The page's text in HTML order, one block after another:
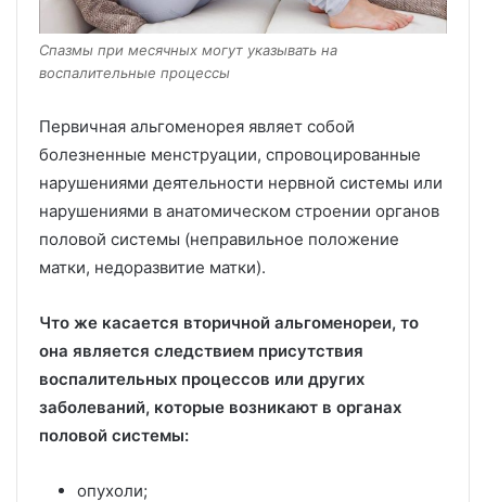
Спазмы при месячных могут указывать на
воспалительные процессы
Первичная альгоменорея являет собой
болезненные менструации, спровоцированные
нарушениями деятельности нервной системы или
нарушениями в анатомическом строении органов
половой системы (неправильное положение
матки, недоразвитие матки).
Что же касается вторичной альгоменореи, то
она является следствием присутствия
воспалительных процессов или других
заболеваний, которые возникают в органах
половой системы:
опухоли;